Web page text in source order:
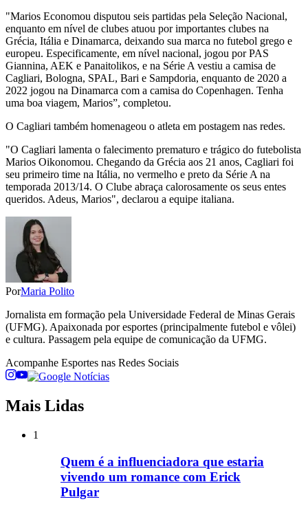
"Marios Economou disputou seis partidas pela Seleção Nacional,
enquanto em nível de clubes atuou por importantes clubes na
Grécia, Itália e Dinamarca, deixando sua marca no futebol grego e
europeu. Especificamente, em nível nacional, jogou por PAS
Giannina, AEK e Panaitolikos, e na Série A vestiu a camisa de
Cagliari, Bologna, SPAL, Bari e Sampdoria, enquanto de 2020 a
2022 jogou na Dinamarca com a camisa do Copenhagen. Tenha
uma boa viagem, Marios”, completou.
O Cagliari também homenageou o atleta em postagem nas redes.
"O Cagliari lamenta o falecimento prematuro e trágico do futebolista
Marios Oikonomou. Chegando da Grécia aos 21 anos, Cagliari foi
seu primeiro time na Itália, no vermelho e preto da Série A na
temporada 2013/14. O Clube abraça calorosamente os seus entes
queridos. Adeus, Marios", declarou a equipe italiana.
PorMaria Polito
Jornalista em formação pela Universidade Federal de Minas Gerais
(UFMG). Apaixonada por esportes (principalmente futebol e vôlei)
e cultura. Passagem pela equipe de comunicação da UFMG.
Acompanhe Esportes nas Redes Sociais
Mais Lidas
1
Quem é a influenciadora que estaria
vivendo um romance com Erick
Pulgar